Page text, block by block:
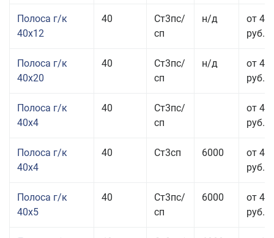
Полоса г/к
40x12
40
Ст3пс/
сп
н/д
от 48
руб.
Полоса г/к
40x20
40
Ст3пс/
сп
н/д
от 44
руб.
Полоса г/к
40x4
40
Ст3пс/
сп
от 42
руб.
Полоса г/к
40x4
40 Ст3сп 6000
от 42
руб.
Полоса г/к
40x5
40
Ст3пс/
сп
6000
от 43
руб.